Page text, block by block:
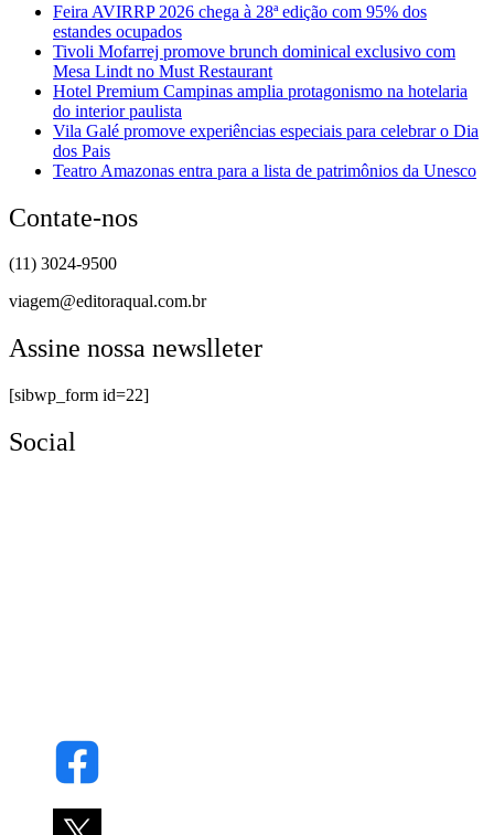
Feira AVIRRP 2026 chega à 28ª edição com 95% dos
estandes ocupados
Tivoli Mofarrej promove brunch dominical exclusivo com
Mesa Lindt no Must Restaurant
Hotel Premium Campinas amplia protagonismo na hotelaria
do interior paulista
Vila Galé promove experiências especiais para celebrar o Dia
dos Pais
Teatro Amazonas entra para a lista de patrimônios da Unesco
Contate-nos
(11) 3024-9500
viagem@editoraqual.com.br
Assine nossa newslleter
[sibwp_form id=22]
Social